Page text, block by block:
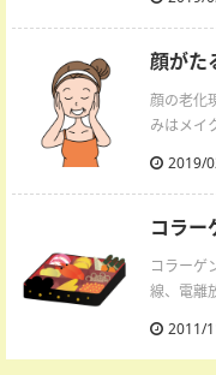
顔がた
顔の老化
みはメイ
2019/
コラー
コラーゲ
線、電離
2011/